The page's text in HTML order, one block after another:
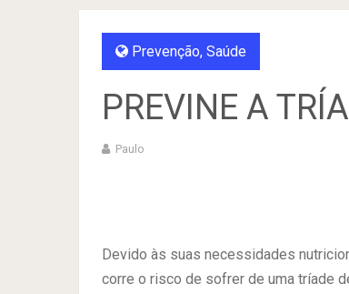
Prevenção, Saúde
PREVINE A
Paulo
Devido às suas necessidades
corre o risco de sofrer de uma tríade